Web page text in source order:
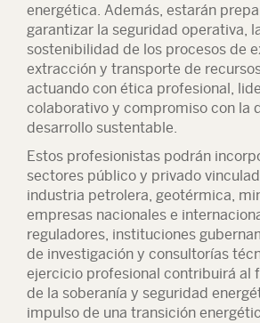
energética. Además, estarán
garantizar la seguridad operativa,
sostenibilidad de los procesos de
extracción y transporte de
actuando con ética profesional,
colaborativo y compromiso con la
desarrollo sustentable.
Estos profesionistas podrán
sectores público y privado
industria petrolera, geotérmica,
empresas nacionales e
reguladores, instituciones
de investigación y consultorías
ejercicio profesional contribuirá al
de la soberanía y seguridad
impulso de una transición